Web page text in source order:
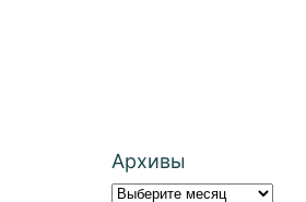
Архивы